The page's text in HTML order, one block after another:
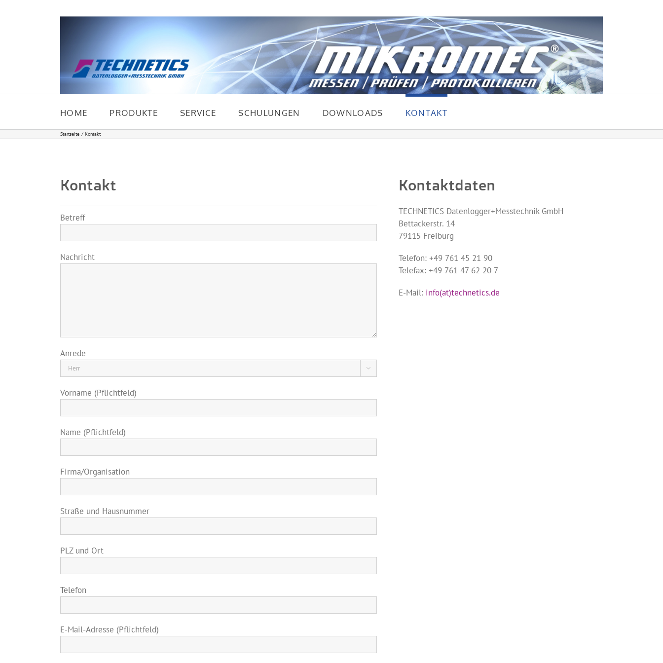
HOME PRODUKTE SERVICE SCHULUNGEN DOWNLOADS KONTAKT
Startseite Kontakt
Kontakt
Betreff
Nachricht
Anrede

Vorname (Pflichtfeld)
Name (Pflichtfeld)
Firma/Organisation
Straße und Hausnummer
PLZ und Ort
Telefon
E-Mail-Adresse (Pflichtfeld)
Kontaktdaten
TECHNETICS Datenlogger+Messtechnik GmbH
Bettackerstr. 14
79115 Freiburg
Telefon: +49 761 45 21 90
Telefax: +49 761 47 62 20 7
E-Mail: info(at)technetics.de